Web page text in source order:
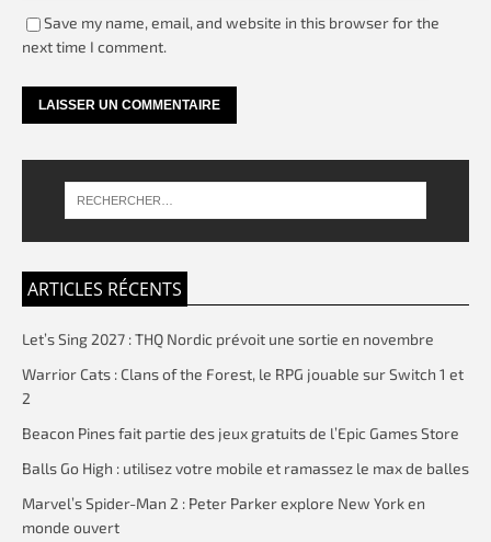
Save my name, email, and website in this browser for the
next time I comment.
ARTICLES RÉCENTS
Let’s Sing 2027 : THQ Nordic prévoit une sortie en novembre
Warrior Cats : Clans of the Forest, le RPG jouable sur Switch 1 et
2
Beacon Pines fait partie des jeux gratuits de l’Epic Games Store
Balls Go High : utilisez votre mobile et ramassez le max de balles
Marvel’s Spider-Man 2 : Peter Parker explore New York en
monde ouvert